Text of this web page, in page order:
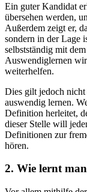
Ein guter Kandidat
übersehen werden,
Außerdem zeigt er,
sondern in der Lage
selbstständig mit
Auswendiglernen
weiterhelfen.
Dies gilt jedoch
auswendig lernen.
Definition herleitet,
dieser Stelle will
Definitionen zur
hören.
2. Wie lernt